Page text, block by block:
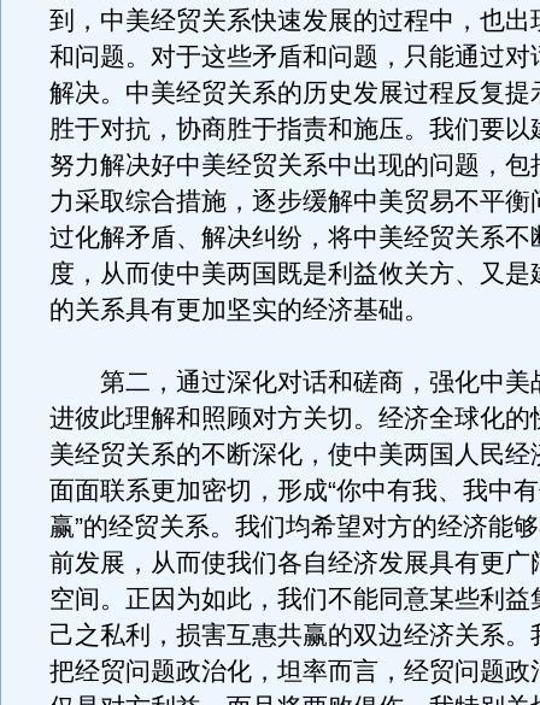
到，中美经贸关系快速发展的过程中，也出
和问题。对于这些矛盾和问题，只能通过对
解决。中美经贸关系的历史发展过程反复提
胜于对抗，协商胜于指责和施压。我们要以
努力解决好中美经贸关系中出现的问题，包
力采取综合措施，逐步缓解中美贸易不平衡
过化解矛盾、解决纠纷，将中美经贸关系不
度，从而使中美两国既是利益攸关方、又是
的关系具有更加坚实的经济基础。
第二，通过深化对话和磋商，强化中美
进彼此理解和照顾对方关切。经济全球化的
美经贸关系的不断深化，使中美两国人民经
面面联系更加密切，形成“你中有我、我中
赢”的经贸关系。我们均希望对方的经济能
前发展，从而使我们各自经济发展具有更广
空间。正因为如此，我们不能同意某些利益
己之私利，损害互惠共赢的双边经济关系。
把经贸问题政治化，坦率而言，经贸问题政